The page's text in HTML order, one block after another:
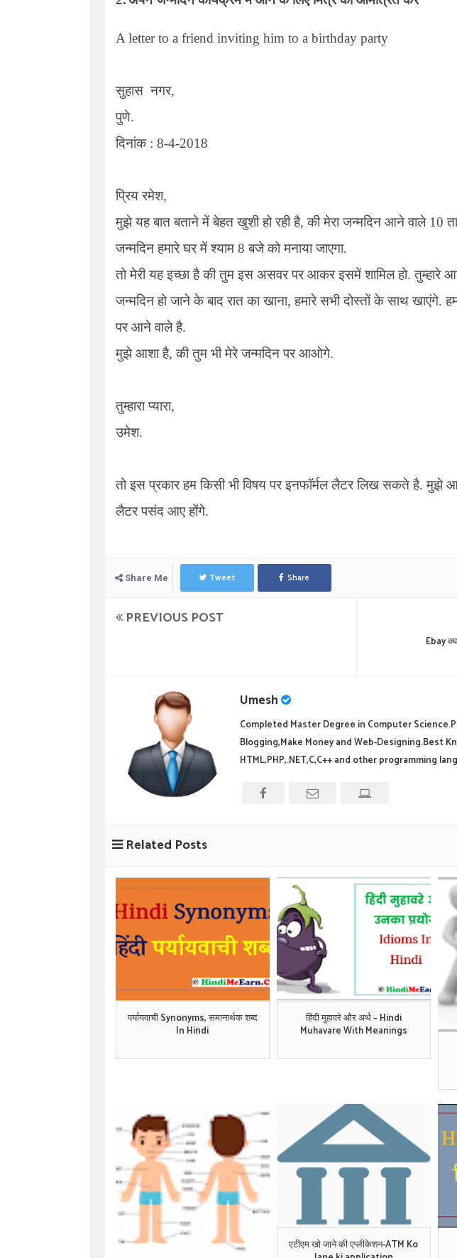
A letter to a friend inviting him to a birthday party
सुहास नगर,
पुणे.
दिनांक : 8-4-2018
प्रिय रमेश,
मुझे यह बात बताने में बेहत खुशी हो रही है, की मेरा जन्मदिन आने वाले 10
जन्मदिन हमारे घर में श्याम 8 बजे को मनाया जाएगा.
तो मेरी यह इच्छा है की तुम इस असवर पर आकर इसमें शामिल हो. तुम्हारे
जन्मदिन हो जाने के बाद रात का खाना, हमारे सभी दोस्तों के साथ खाएंगे.
पर आने वाले है.
मुझे आशा है, की तुम भी मेरे जन्मदिन पर आओगे.
तुम्हारा प्यारा,
उमेश.
तो इस प्रकार हम किसी भी विषय पर इनफॉर्मल लैटर लिख सकते है. मुझे
लैटर पसंद आए होंगे.
Share Me Tweet Share
PREVIOUS POST
Ebay
Umesh
Completed Master Degree in Computer
Blogging,Make Money and Web-Designing.Best
HTML,PHP,.NET,C,C++ and other programming
Related Posts
पर्यायवाची Synonyms, समानार्थक शब्द
In Hindi
हिंदी मुहावरे और अर्थ – Hindi
Muhavare With Meanings
एटीएम खो जाने की एप्लीकेशन-ATM Ko